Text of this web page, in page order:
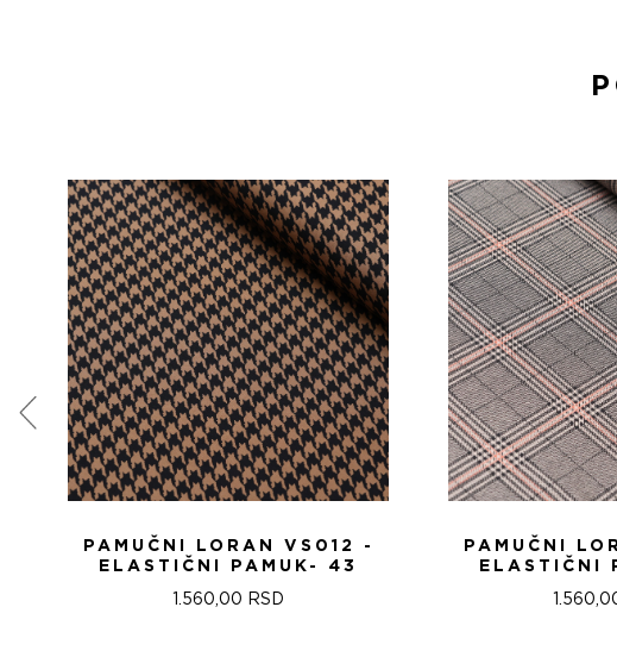
PAMUČNI LORAN VS012 -
ELASTIČNI PAMUK- 43
1.560,00 RSD
PAMUČNI
ELASTIČNI